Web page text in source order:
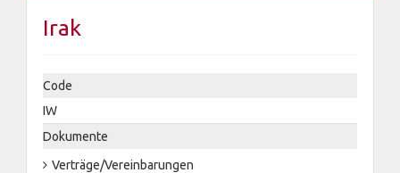
Irak
Code
IW
Dokumente
Verträge/Vereinbarungen